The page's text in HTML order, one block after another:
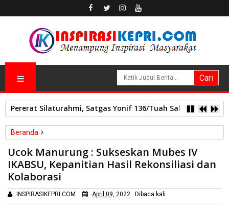
Pererat Silaturahmi, Satgas Yonif 136/Tuah Sakti Pos Ilu
Beranda
Ucok Manurung : Sukseskan Mubes IV IKABSU, Kepanitian Hasil
Rekonsiliasi dan Kolaborasi
Ucok Manurung : Sukseskan Mubes IV
IKABSU, Kepanitian Hasil Rekonsiliasi dan
Kolaborasi
INSPIRASIKEPRI.COM April 09, 2022 Dibaca kali